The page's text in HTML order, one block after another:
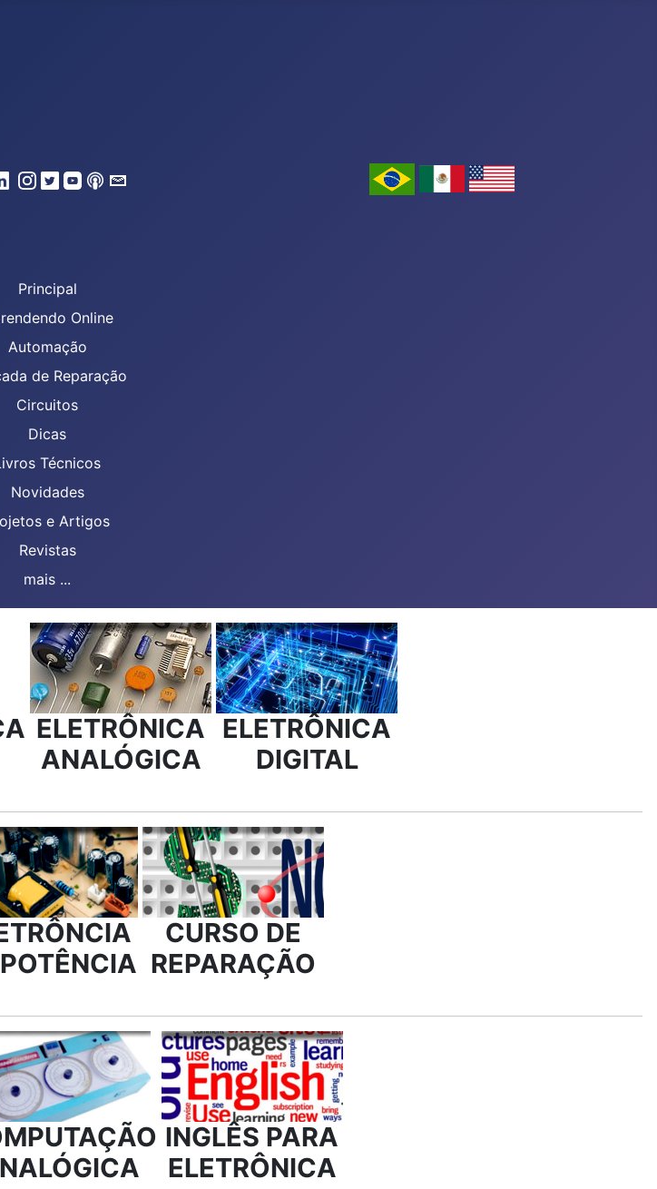
Principal
Online
Automação
de Reparação
Circuitos
Dicas
Técnicos
Novidades
e Artigos
Revistas
mais ...
ELETRÔNICA
ANALÓGICA
ELETRÔNICA
DIGITAL
CURSO DE
REPARAÇÃO
INGLÊS PARA
ELETRÔNICA